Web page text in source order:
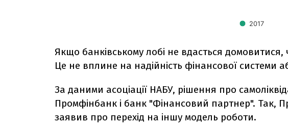
Якщо банківському лобі не вдасться
Це не вплине на надійність фінансової системи
За даними асоціації НАБУ, рішення про
Промфінбанк і банк "Фінансовий партнер". Так,
заявив про перехід на іншу модель роботи.